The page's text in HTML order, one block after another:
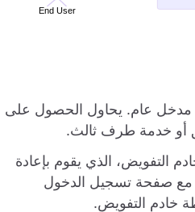
عام. يحاول الحصول على
أو خدمة طرف ثالث.
التفويض، الذي يقوم بإعادة
مع صفحة تسجيل الدخول
خادم التفويض.